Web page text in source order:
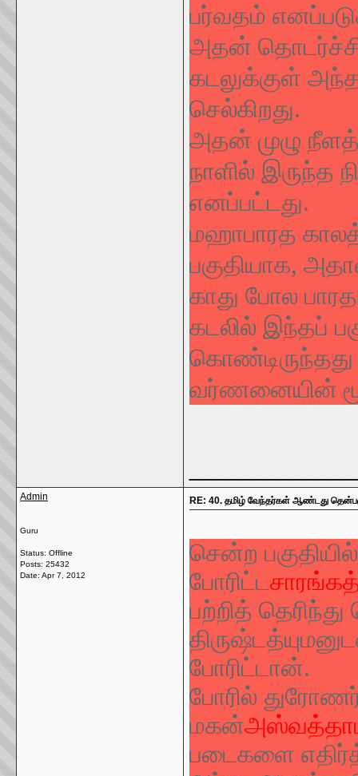
பர்வதம்
அதன்
கடலுக்குள்
செல்கிறது.
அதன் முழு
நாளில் இருந்த
எனப்பட்டது.
மஹாபாரத
பகுதியாக,
காது போல
கடலில் இந்தப்
வர்ணனையின்
Admin
Guru
Status: Offline
Posts: 25432
Date: Apr 7, 2012
RE: 40. தமிழ் வேந்தர்கள் ஆண்டது
சென்ற
போரிட்ட
பற்றித்
போரிட்டான்.
போரில்
மகன்
படைகளை